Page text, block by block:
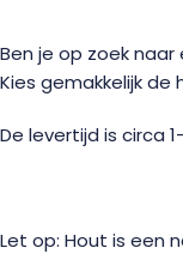
Ben je op zoek
Kies gemakkelijk
De levertijd is circa
Let op: Hout is een